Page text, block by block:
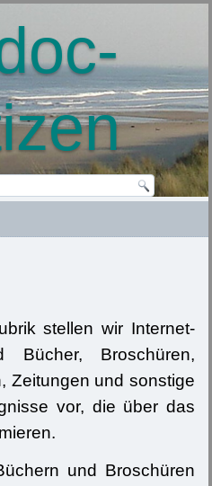
stellen wir Internet-
Bücher, Broschüren,
Zeitungen und sonstige
vor, die über das
und Broschüren